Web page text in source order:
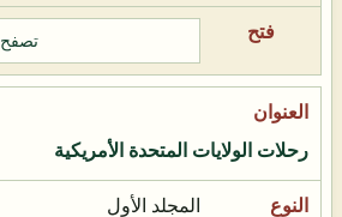
تصفح
رحلات الولايات المتحدة الأمريكية
المجلد الأول